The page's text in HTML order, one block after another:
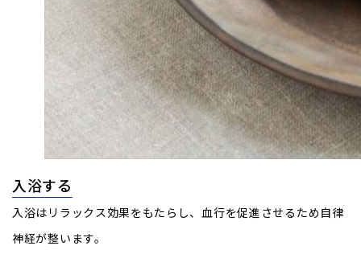
入浴する
入浴はリラックス効果をもたらし、血行を促進させるため自律
神経が整います。